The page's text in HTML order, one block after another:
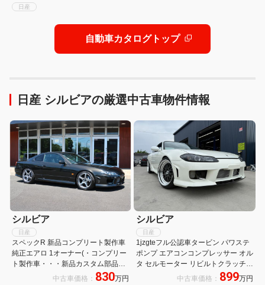
日産
自動車カタログトップ
日産 シルビアの厳選中古車物件情報
シルビア
日産
スペックR 新品コンプリート製作車
純正エアロ 1オーナー(・コンプリー
ト製作車・・・新品カスタム部品装
着&消耗部品新品交換済&整備記録証
中古車価格： 830万円
シルビア
日産
1jzgteフル公認車タービン パワステ
ポンプ エアコンコンプレッサー オル
タ セルモーター リビルトクラッチオ
グラメタルシングル新品ミッション
中古車価格： 899万円